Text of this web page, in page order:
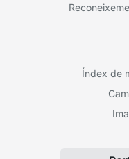
Índex de